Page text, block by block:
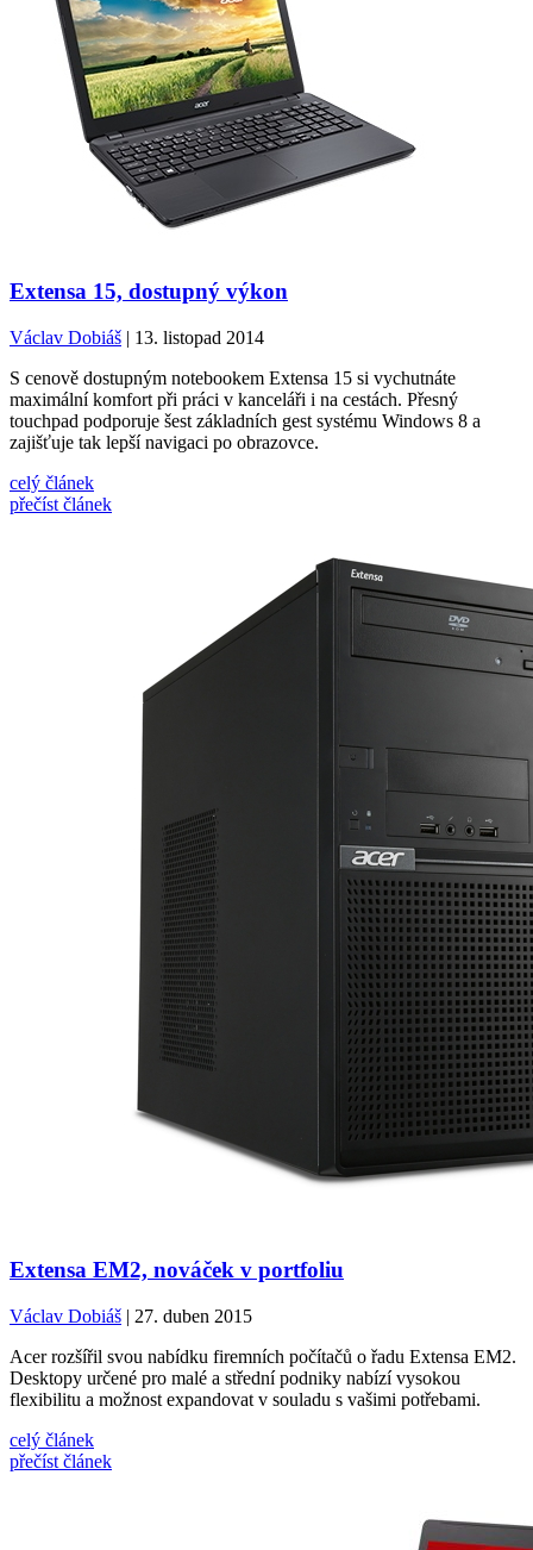
Extensa 15, dostupný výkon
Václav Dobiáš | 13. listopad 2014
S cenově dostupným notebookem Extensa 15 si vychutnáte
maximální komfort při práci v kanceláři i na cestách. Přesný
touchpad podporuje šest základních gest systému Windows 8 a
zajišťuje tak lepší navigaci po obrazovce.
celý článek
přečíst článek
Extensa EM2, nováček v portfoliu
Václav Dobiáš | 27. duben 2015
Acer rozšířil svou nabídku firemních počítačů o řadu Extensa EM2.
Desktopy určené pro malé a střední podniky nabízí vysokou
flexibilitu a možnost expandovat v souladu s vašimi potřebami.
celý článek
přečíst článek